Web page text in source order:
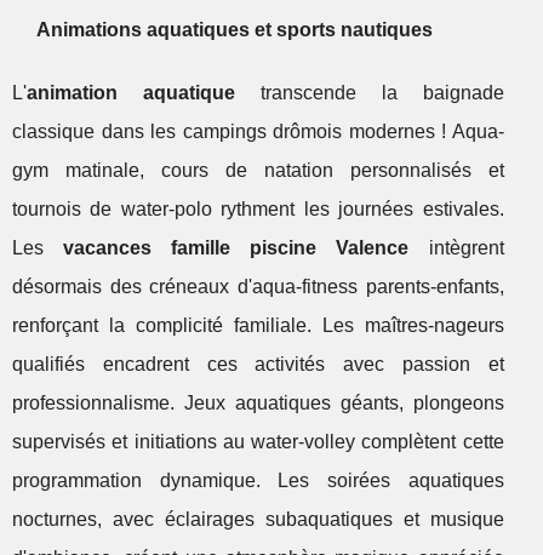
Animations aquatiques et sports nautiques
L'animation aquatiquetranscende la baignade
classique dans les campings drômois modernes ! Aqua-
gym matinale, cours de natation personnalisés et
tournois de water-polo rythment les journées estivales.
Lesvacances famille piscine Valence intègrent
désormais des créneaux d'aqua-fitness parents-enfants,
renforçant la complicité familiale. Les maîtres-nageurs
qualifiés encadrent ces activités avec passion et
professionnalisme. Jeux aquatiques géants, plongeons
supervisés et initiations au water-volley complètent cette
programmation dynamique. Les soirées aquatiques
nocturnes, avec éclairages subaquatiques et musique